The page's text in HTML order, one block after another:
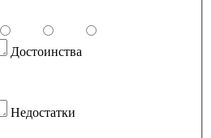
Достоинства
Недостатки